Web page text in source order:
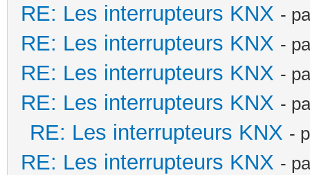
RE: Les interrupteurs KNX -
RE: Les interrupteurs KNX -
RE: Les interrupteurs KNX -
RE: Les interrupteurs KNX -
RE: Les interrupteurs KNX -
RE: Les interrupteurs KNX -